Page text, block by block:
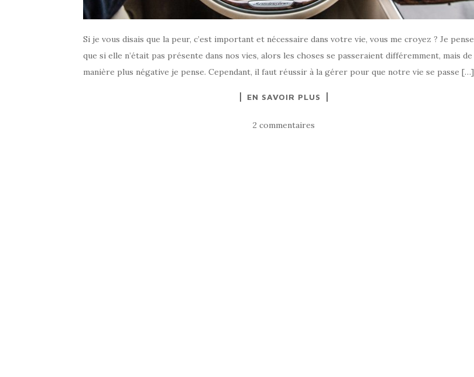
Si je vous disais que la peur, c’est important et nécessaire dans votre vie, vous me croyez ? Je pense
que si elle n’était pas présente dans nos vies, alors les choses se passeraient différemment, mais de
manière plus négative je pense. Cependant, il faut réussir à la gérer pour que notre vie se passe […]
EN SAVOIR PLUS
2 commentaires